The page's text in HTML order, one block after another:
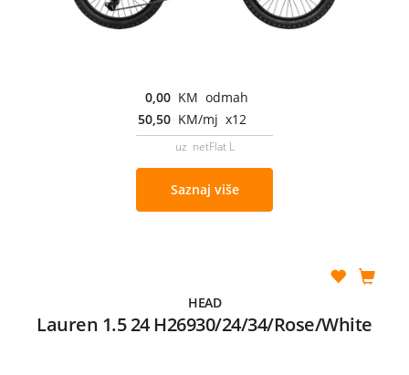
0,00 KM odmah
50,50 KM/mj x12
uz netFlat L
Saznaj više
HEAD
Lauren 1.5 24 H26930/24/34/Rose/White